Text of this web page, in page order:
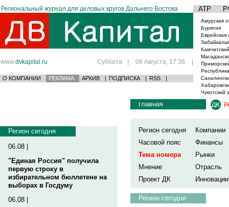
Региональный журнал для деловых кругов Дальнего Востока АТР
www.dvkapital.ru Суббота | 08 Августа, 17:38 |
О КОМПАНИИ РЕКЛАМА АРХИВ | ПОДПИСКА | RSS |
Амурская
Бурятия
Еврейская
Чукотский
Регион сегодня
06.08 |
"Единая Россия" получила
первую строку в
избирательном бюллетене на
выборах в Госдуму
06.08 |
главная
Регион сегодня
Компании
Часовой пояс
Финансы
Тема номера
Рынки
Мнение
Отрасль
Проект ДК
Инновации
Регион сегодня